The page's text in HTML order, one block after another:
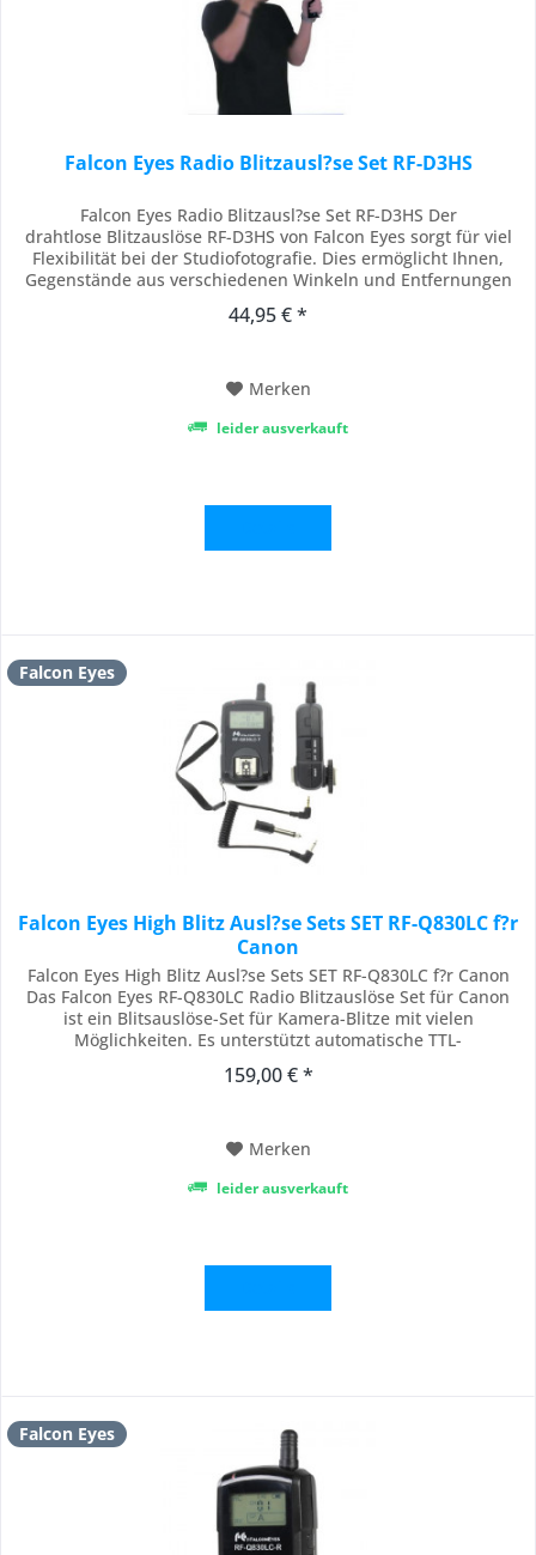
Falcon Eyes Radio Blitzausl?se Set RF-D3HS
Falcon Eyes Radio Blitzausl?se Set RF-D3HS Der
drahtlose Blitzauslöse RF-D3HS von Falcon Eyes sorgt für viel
Flexibilität bei der Studiofotografie. Dies ermöglicht Ihnen,
Gegenstände aus verschiedenen Winkeln und Entfernungen
Porträtfotografie. Am Kopf des Joysticks lassen sich bis zu drei
44,95 € *
Merken
leider ausverkauft
Falcon Eyes
Falcon Eyes High Blitz Ausl?se Sets SET RF-Q830LC f?r
Canon
Falcon Eyes High Blitz Ausl?se Sets SET RF-Q830LC f?r Canon
Das Falcon Eyes RF-Q830LC Radio Blitzauslöse Set für Canon
ist ein Blitsauslöse-Set für Kamera-Blitze mit vielen
Möglichkeiten. Es unterstützt automatische TTL-
Einstellungen. Sie können z.B. mit mehrere Empfängern Ihre
159,00 € *
Merken
leider ausverkauft
Falcon Eyes